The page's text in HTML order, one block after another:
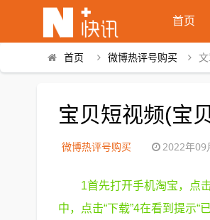
首页
首页 微博热评号购买
宝贝短视频(宝
微博热评号购买 2022年09
1首先打开手机淘宝，点
中，点击“下载”4在看到提示“